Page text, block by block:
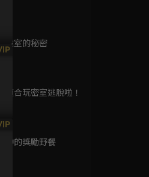
藏室的秘密
適合玩密室逃脫啦！
神的獎勵野餐
淒厲人僧
已完結 / 共 1 集